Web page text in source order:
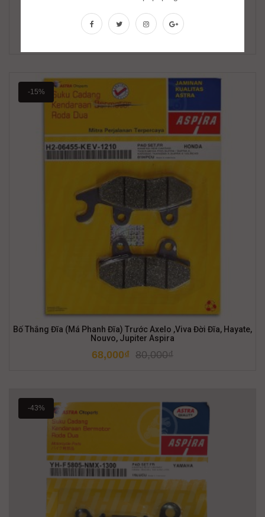
Bố Thắng Đĩa (Má Phanh Đĩa) Sau Winner Aspira
-15%
Bố Thắng Đĩa (Má Phanh Đĩa) Trước Axelo ,Viva Đời Đĩa, Hayate,
Nouvo, Jupiter Aspira
80,000₫
68,000₫
-43%